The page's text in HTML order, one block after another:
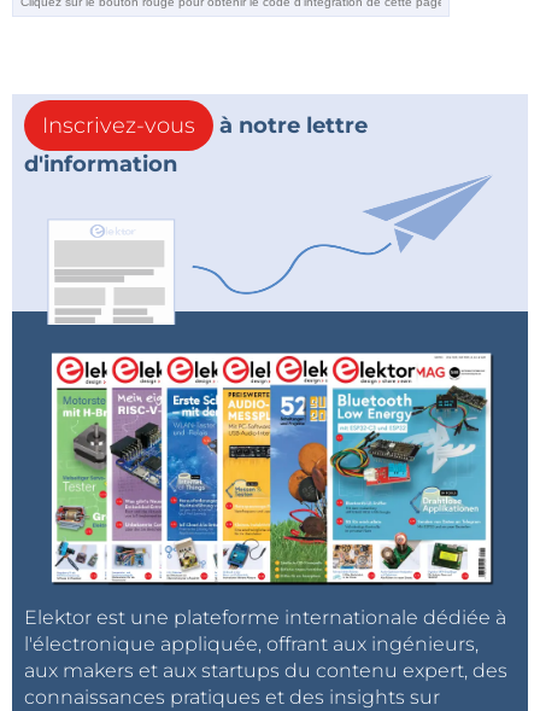
varier la valeur de C2 entre 1 µF et 7 µF par pas de 1.5
µF pour simuler l'introduction d'une capacité
parallèle.
Un circuit astable pourrait utiliser l'un de ses condensateurs comme
capteur tactile.Dans cette simulation, C2 est modifié pour en
En regardant la transformée de Fourier rapide en
sortie (FFT), nous pouvons voir que la fréquence
commence à 70 Hz, chute à 40 Hz, 28 Hz, 21 Hz et
ensuite 17 Hz en réponse à ces changements. Il est à
noter que la sortie est une onde carrée, donc
beaucoup d'harmoniques brouillent la vue.
Alors que la capacité augmente, la fréquence chute. Ceci peut être
utilisé pour détecter un doigt touchant notre capteur capacitif.
Inscrivez-vous
à notre lettre
d'information
Elektor est une plateforme internationale dédiée à
l'électronique appliquée, offrant aux ingénieurs,
aux makers et aux startups du contenu expert, des
connaissances pratiques et des insights sur